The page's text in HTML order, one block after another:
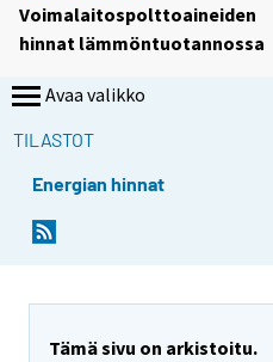
Voimalaitospolttoaineiden
hinnat lämmöntuotannossa
Avaa valikko
TILASTOT
Energian hinnat
Tämä sivu on arkistoitu.